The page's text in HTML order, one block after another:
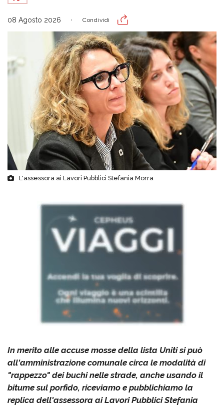
08 Agosto 2026 Condividi
L'assessora ai Lavori Pubblici Stefania Morra
In merito alle accuse mosse della lista Uniti si può
all'amministrazione comunale circa le modalità di
"rappezzo" dei buchi nelle strade, anche usando il
bitume sul porfido, riceviamo e pubblichiamo la
replica dell'assessora ai Lavori Pubblici Stefania